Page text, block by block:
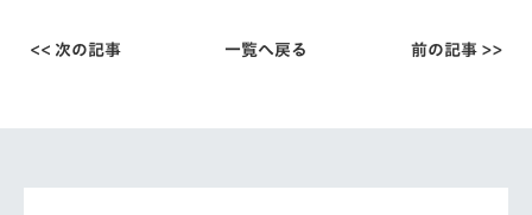
<< 次の記事 一覧へ戻る 前の記事 >>